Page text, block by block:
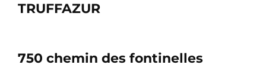
TRUFFAZUR
750 chemin des fontinelles